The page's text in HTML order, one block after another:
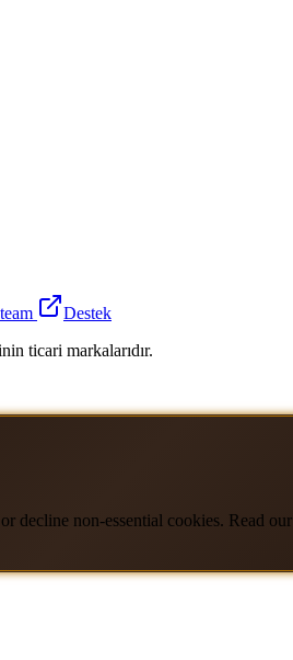
Destek
ticari markalarıdır.
decline non-essential cookies. Read our